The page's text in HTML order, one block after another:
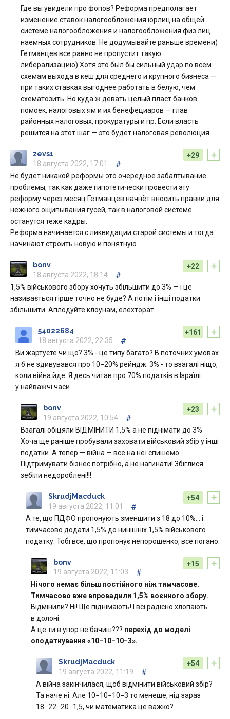
Где вы увидели про фопов? Реформа предполагает
изменение ставок налогообложения юрлиц на общей
системе налогообложения и налогообложения физ лиц
наемных сотрудников. Не додумывайте раньше времени)
Гетманцев все равно не пропустит такую
либерализацию) Хотя это был бы сильный удар по всем
схемам выхода в кеш для среднего и крупного бизнеса —
при таких ставках выгоднее работать в белую, чем
схематозить. Но куда ж девать целый пласт банков
помоек, налоговых ям и их бенефециаров — глав
районных налоговых, прокуратуры и пр. Если власть
решится на этот шаг — это будет налоговая революция.
+
+29
zevs1
18 августа 2022, 17:01
#
Не будет никакой реформы это очередное забалтывание
проблемы, так как даже гипотетически провести эту
реформу через месяц Гетманцев начнёт вносить правки для
нежного ощипывания гусей, так в налоговой системе
останутся теже кадры.
Реформа начинается с ликвидации старой системы и тогда
начинают строить новую и понятную.
+
+22
bonv
18 августа 2022, 18:14
#
1,5% військового збору хочуть збільшити до 3% — і це
називається гірше точно не буде? А потім і інші податки
збільшити. Аплодуйте клоунам, елехторат.
+
+161
54022684
18 августа 2022, 22:35
#
Ви жартуєте чи що? 3% - це типу багато? В поточних умовах
я б не здивувався про 10−20% рейндж. 3% - то взагалі ніщо,
коли війна йде. Я десь читав про 70% податків в Ізраїлі
у найважчі часи
+
+23
bonv
19 августа 2022, 10:54
#
Взагалі обіцяли ВІДМІНИТИ 1,5% а не піднімати до 3%
Хоча ще раніше пробували заховати військовий збір у інші
податки. А тепер — війна — все на неї спишемо.
Підтримувати бізнес потрібно, а не нагинати! Збіглися
зебіли недороблені!!!
+
+54
SkrudjMacduck
19 августа 2022, 11:01
#
А те, що ПДФО пропонують зменшити з 18 до 10%… і
тимчасово додати 1,5% до нинішніх 1,5% військового
податку. Тобі все, що пропонує непорошенко, все погано.
+
+15
bonv
19 августа 2022, 11:03
#
Нічого немає більш постійного ніж тимчасове.
Тимчасово вже впровадили 1,5% воєнного збору..
Відмінили? Ні! Ще піднімають! І всі радісно хлопають
в долоні.
А це ти в упор не бачиш??? перехід до моделі
оподаткування «10−10−10−3».
+
+54
SkrudjMacduck
19 августа 2022, 11:19
#
А війна закінчилася, щоб відмінити військовий збір?
Та наче ні. Але 10−10−10−3 то менеше, нід зараз
18−22−20−1,5, чи математика це важко?